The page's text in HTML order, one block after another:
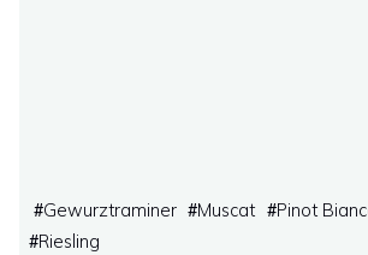
#Gewurztraminer #Muscat #Pinot
#Riesling